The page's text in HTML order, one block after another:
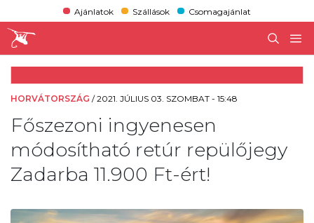
Ajánlatok Szállások Csomagajánlat
HORVÁTORSZÁG /2021. JÚLIUS 03. SZOMBAT - 15:48
Főszezoni ingyenesen
módosítható retúr repülőjegy
Zadarba 11.900 Ft-ért!